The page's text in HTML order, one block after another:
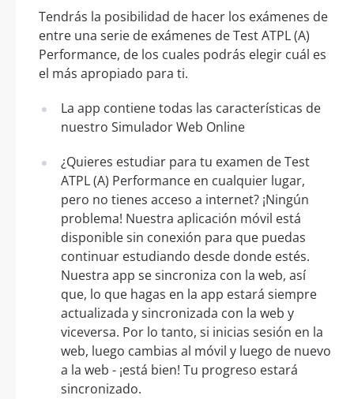
Tendrás la posibilidad de hacer los exámenes de
entre una serie de exámenes de Test ATPL (A)
Performance, de los cuales podrás elegir cuál es
el más apropiado para ti.
La app contiene todas las características de
nuestro Simulador Web Online
¿Quieres estudiar para tu examen de Test
ATPL (A) Performance en cualquier lugar,
pero no tienes acceso a internet? ¡Ningún
problema! Nuestra aplicación móvil está
disponible sin conexión para que puedas
continuar estudiando desde donde estés.
Nuestra app se sincroniza con la web, así
que, lo que hagas en la app estará siempre
actualizada y sincronizada con la web y
viceversa. Por lo tanto, si inicias sesión en la
web, luego cambias al móvil y luego de nuevo
a la web - ¡está bien! Tu progreso estará
sincronizado.